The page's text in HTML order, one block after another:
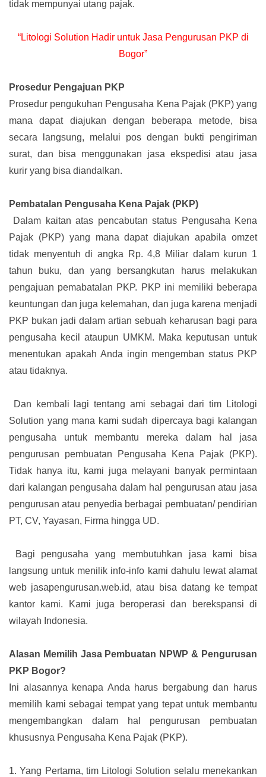
tidak mempunyai utang pajak.
“Litologi Solution Hadir untuk Jasa Pengurusan PKP di
Bogor”
Prosedur Pengajuan PKP
Prosedur pengukuhan Pengusaha Kena Pajak (PKP) yang
mana dapat diajukan dengan beberapa metode, bisa
secara langsung, melalui pos dengan bukti pengiriman
surat, dan bisa menggunakan jasa ekspedisi atau jasa
kurir yang bisa diandalkan.
Pembatalan Pengusaha Kena Pajak (PKP)
Dalam kaitan atas pencabutan status Pengusaha Kena
Pajak (PKP) yang mana dapat diajukan apabila omzet
tidak menyentuh di angka Rp. 4,8 Miliar dalam kurun 1
tahun buku, dan yang bersangkutan harus melakukan
pengajuan pemabatalan PKP. PKP ini memiliki beberapa
keuntungan dan juga kelemahan, dan juga karena menjadi
PKP bukan jadi dalam artian sebuah keharusan bagi para
pengusaha kecil ataupun UMKM. Maka keputusan untuk
menentukan apakah Anda ingin mengemban status PKP
atau tidaknya.
Dan kembali lagi tentang ami sebagai dari tim Litologi
Solution yang mana kami sudah dipercaya bagi kalangan
pengusaha untuk membantu mereka dalam hal jasa
pengurusan pembuatan Pengusaha Kena Pajak (PKP).
Tidak hanya itu, kami juga melayani banyak permintaan
dari kalangan pengusaha dalam hal pengurusan atau jasa
pengurusan atau penyedia berbagai pembuatan/ pendirian
PT, CV, Yayasan, Firma hingga UD.
Bagi pengusaha yang membutuhkan jasa kami bisa
langsung untuk menilik info-info kami dahulu lewat alamat
web jasapengurusan.web.id, atau bisa datang ke tempat
kantor kami. Kami juga beroperasi dan berekspansi di
wilayah Indonesia.
Alasan Memilih Jasa Pembuatan NPWP & Pengurusan
PKP Bogor?
Ini alasannya kenapa Anda harus bergabung dan harus
memilih kami sebagai tempat yang tepat untuk membantu
mengembangkan dalam hal pengurusan pembuatan
khususnya Pengusaha Kena Pajak (PKP).
1. Yang Pertama, tim Litologi Solution selalu menekankan